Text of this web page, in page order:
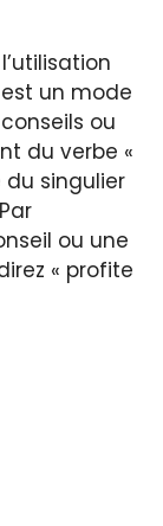
un mode
ou
du verbe «
du singulier
ou une
« profite